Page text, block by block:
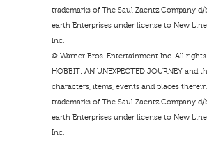
trademarks of The Saul Zaentz Company d/
earth Enterprises under license to New
Inc.
© Warner Bros. Entertainment Inc. All rights
HOBBIT: AN UNEXPECTED JOURNEY and
characters, items, events and places
trademarks of The Saul Zaentz Company d/
earth Enterprises under license to New
Inc.